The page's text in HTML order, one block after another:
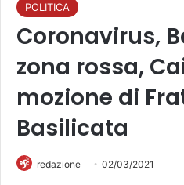
POLITICA
Coronavirus,
zona rossa,
mozione di
Basilicata
redazione 02/03/2021